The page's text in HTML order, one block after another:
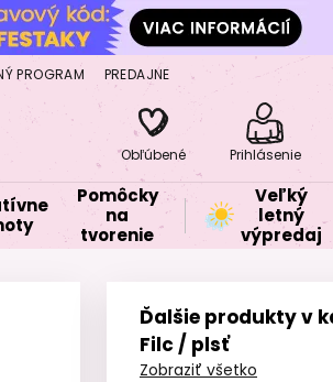
PROGRAM PREDAJNE
Obľúbené Prihlásenie
Pomôcky
na
tvorenie
Veľký
letný
výpredaj
Ďalšie produkty v
Filc / plsť
Zobraziť všetko